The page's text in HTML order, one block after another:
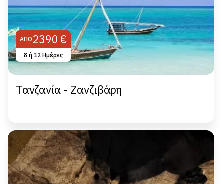
ΑΠΌ 2390 €
8 ή 12 Ημέρες
Τανζανία - Ζανζιβάρη